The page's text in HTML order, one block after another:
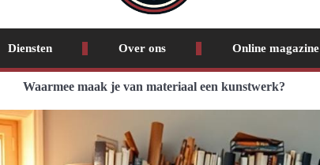
Diensten Over ons Online magazine
Waarmee maak je van materiaal een kunstwerk?